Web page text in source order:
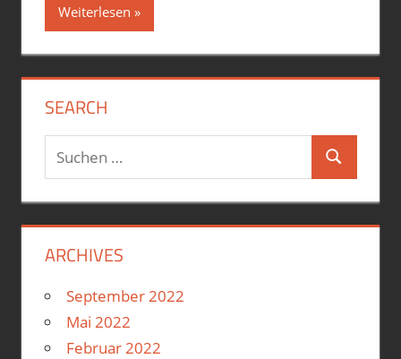
Weiterlesen
SEARCH
Suchen
nach:
Suchen
ARCHIVES
September 2022
Mai 2022
Februar 2022